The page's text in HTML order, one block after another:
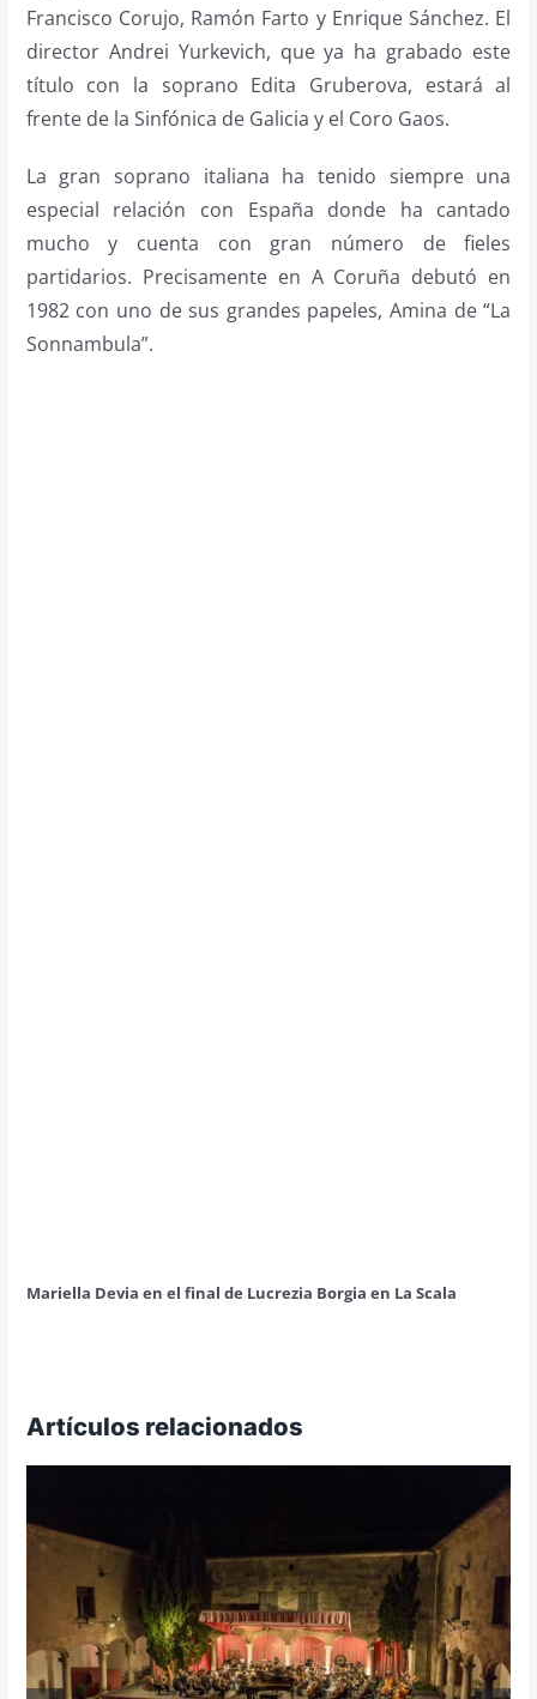
Francisco Corujo, Ramón Farto y Enrique Sánchez. El
director Andrei Yurkevich, que ya ha grabado este
título con la soprano Edita Gruberova, estará al
frente de la Sinfónica de Galicia y el Coro Gaos.
La gran soprano italiana ha tenido siempre una
especial relación con España donde ha cantado
mucho y cuenta con gran número de fieles
partidarios. Precisamente en A Coruña debutó en
1982 con uno de sus grandes papeles, Amina de “La
Sonnambula”.
Mariella Devia en el final de Lucrezia Borgia en La Scala
Artículos relacionados